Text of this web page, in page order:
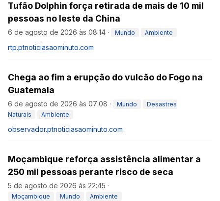
Tufão Dolphin força retirada de mais de 10 mil
pessoas no leste da China
6 de agosto de 2026 às 08:14 · Mundo Ambiente
rtp.ptnoticiasaominuto.com
Chega ao fim a erupção do vulcão do Fogo na
Guatemala
6 de agosto de 2026 às 07:08 · Mundo
Desastres
Naturais
Ambiente
observador.ptnoticiasaominuto.com
Moçambique reforça assistência alimentar a
250 mil pessoas perante risco de seca
5 de agosto de 2026 às 22:45 ·
Moçambique Mundo Ambiente